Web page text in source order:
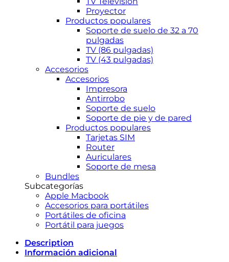
Proyector
Productos populares
Soporte de suelo de 32 a 70
pulgadas
TV (86 pulgadas)
TV (43 pulgadas)
Accesorios
Accesorios
Impresora
Antirrobo
Soporte de suelo
Soporte de pie y de pared
Productos populares
Tarjetas SIM
Router
Auriculares
Soporte de mesa
Bundles
Subcategorías
Apple Macbook
Accesorios para portátiles
Portátiles de oficina
Portátil para juegos
Description
Información adicional